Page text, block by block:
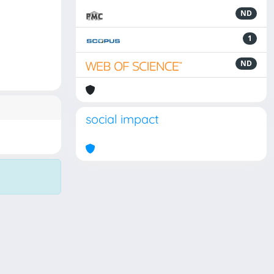
ND
1
ND
social impact